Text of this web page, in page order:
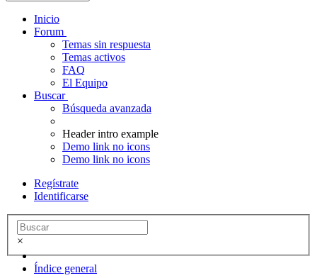
Inicio
Forum
Temas sin respuesta
Temas activos
FAQ
El Equipo
Buscar
Búsqueda avanzada
Header intro example
Demo link no icons
Demo link no icons
Regístrate
Identificarse
×
Índice general